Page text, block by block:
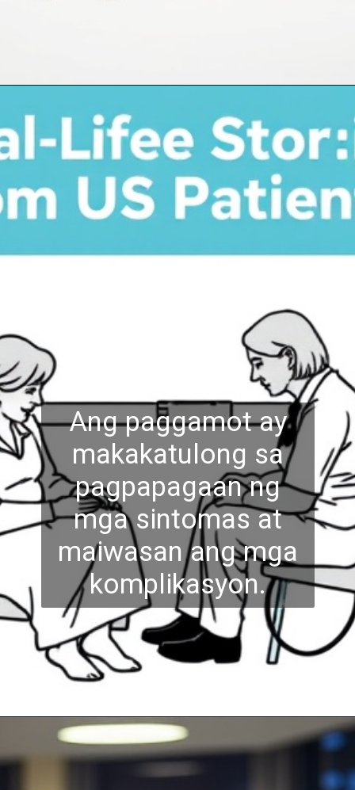
Ang paggamot ay
makakatulong sa
pagpapagaan ng
mga sintomas at
maiwasan ang mga
komplikasyon.